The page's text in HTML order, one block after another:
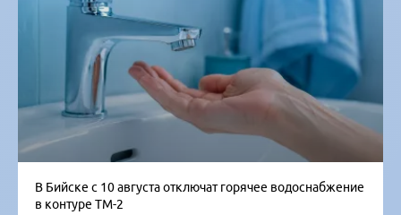
В Бийске с 10 августа отключат горячее водоснабжение
в контуре ТМ-2